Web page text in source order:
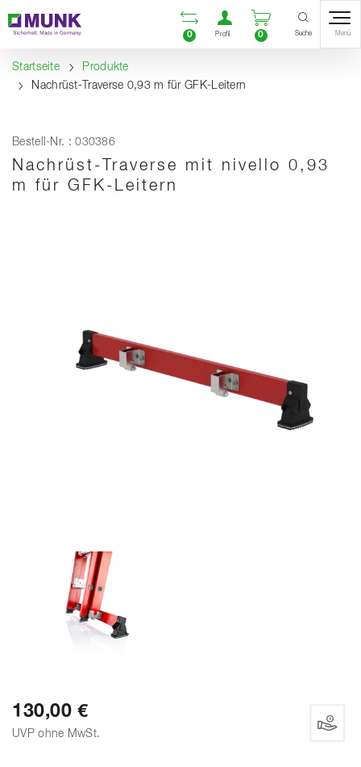
Inhalt
Inhaltsverzeichnis
Navigation Vergleichsliste öffnen
0
Benutzerkonto
Profil
Warenkorb
0 Suche Menü
Startseite
Produkte
Nachrüst-Traverse 0,93 m für GFK-Leitern
Bestell-Nr. : 030386
Nachrüst-Traverse mit nivello 0,93
m für GFK-Leitern
130,00 €
UVP ohne MwSt.